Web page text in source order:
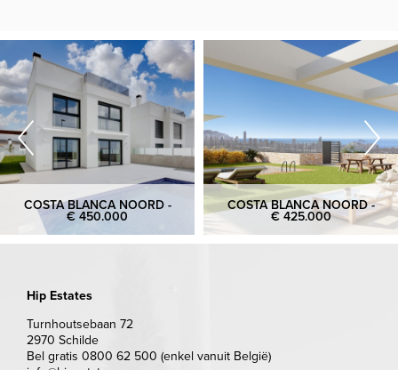
COSTA BLANCA NOORD -
€ 450.000
COSTA BLANCA NOORD -
€ 425.000
Hip Estates
Turnhoutsebaan 72
2970 Schilde
Bel gratis 0800 62 500 (enkel vanuit België)